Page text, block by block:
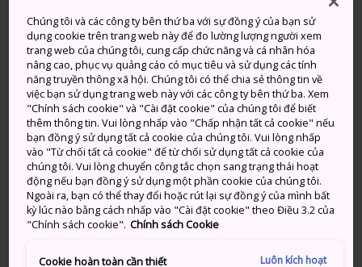
bạn thông tin mới nhất và lời khuyên đáng tin cậy về
những gì nên chiêm ngưỡng và trải nghiệm tại Nhật
Bản. Máy tính để bàn truy cập Internet và Wi-Fi miễn
phí được trang bị sẵn cho những người muốn kết nối
với thế giới rộng lớn hơn.
Nếu bạn ở gần đó, hãy ghé vào và chọn cho mình một
trong số những bản đồ miễn phí, tờ rơi đa ngôn ngữ,
phiếu giảm giá và các tài liệu hữu ích khác. Tất cả đều
nhằm mục đích nâng cao trải nghiệm Nhật Bản của
bạn.
Nếu bạn đang muốn tìm hiểu sâu hơn và khám phá
Chúng tôi và các công ty bên thứ ba với sự đồng ý của bạn sử
dụng cookie trên trang web này để đo lường lượng người xem
trang web của chúng tôi, cung cấp chức năng và cá nhân hóa
nâng cao, phục vụ quảng cáo có mục tiêu và sử dụng các tính
năng truyền thông xã hội. Chúng tôi có thể chia sẻ thông tin về
việc bạn sử dụng trang web này với các công ty bên thứ ba. Xem
"Chính sách cookie" và "Cài đặt cookie" của chúng tôi để biết
thêm thông tin. Vui lòng nhấp vào "Chấp nhận tất cả cookie" nếu
bạn đồng ý sử dụng tất cả cookie của chúng tôi. Vui lòng nhấp
vào "Từ chối tất cả cookie" để từ chối sử dụng tất cả cookie của
chúng tôi. Vui lòng chuyển công tắc chọn sang trạng thái hoạt
động nếu bạn đồng ý sử dụng một phần cookie của chúng tôi.
Ngoài ra, bạn có thể thay đổi hoặc rút lại sự đồng ý của mình bất
kỳ lúc nào bằng cách nhấp vào "Cài đặt cookie" theo Điều 3.2 của
"Chính sách cookie". Chính sách Cookie
Cookie hoàn toàn cần thiết Luôn kích hoạt